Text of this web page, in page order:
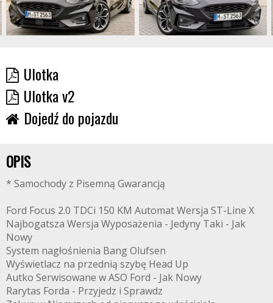
Ulotka
Ulotka v2
Dojedź do pojazdu
OPIS
* Samochody z Pisemną Gwarancją
Ford Focus 2.0 TDCi 150 KM Automat Wersja ST-Line X
Najbogatsza Wersja Wyposażenia - Jedyny Taki - Jak
Nowy
System nagłośnienia Bang Olufsen
Wyświetlacz na przednią szybę Head Up
Autko Serwisowane w ASO Ford - Jak Nowy
Rarytas Forda - Przyjedz i Sprawdz